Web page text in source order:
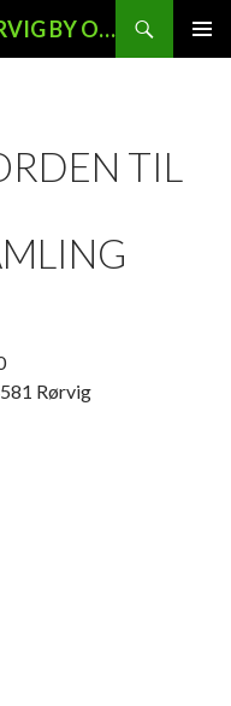
BEVARINGSFORENINGEN RØRVIG BY OG LAND
TIL
Rørvig